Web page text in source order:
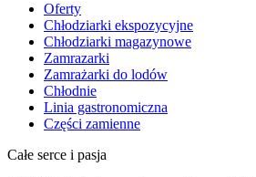
Oferty
Chłodziarki ekspozycyjne
Chłodziarki magazynowe
Zamrazarki
Zamrażarki do lodów
Chłodnie
Linia gastronomiczna
Części zamienne
Całe serce i pasja